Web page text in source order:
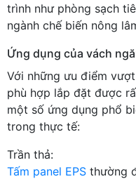
trình như phòng sạch
ngành chế biến nông
Ứng dụng của vách
Với những ưu điểm
phù hợp lắp đặt được
một số ứng dụng phổ
trong thực tế:
Trần thả:
Tấm panel EPS thường